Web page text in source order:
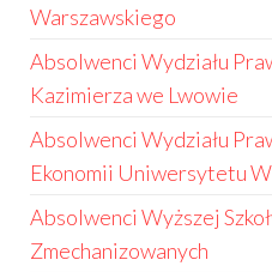
Warszawskiego
Absolwenci Wydziału
Kazimierza we Lwowie
Absolwenci Wydziału
Ekonomii Uniwersytetu
Absolwenci Wyższej
Zmechanizowanych